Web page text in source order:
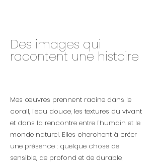
Des images qui
racontent une histoire
Mes œuvres prennent racine dans le
corail, l’eau douce, les textures du vivant
et dans la rencontre entre l’humain et le
monde naturel. Elles cherchent à créer
une présence : quelque chose de
sensible, de profond et de durable,